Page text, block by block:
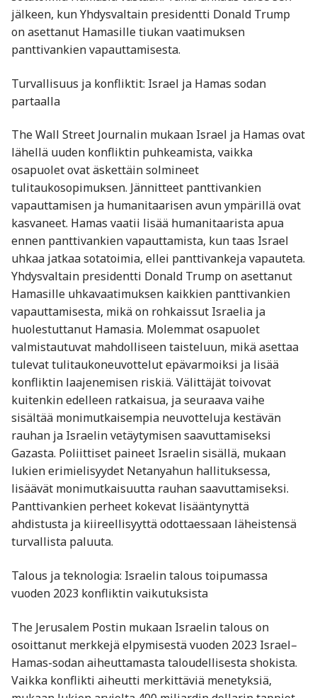
jälkeen, kun Yhdysvaltain presidentti Donald Trump
on asettanut Hamasille tiukan vaatimuksen
panttivankien vapauttamisesta.
Turvallisuus ja konfliktit: Israel ja Hamas sodan
partaalla
The Wall Street Journalin mukaan Israel ja Hamas ovat
lähellä uuden konfliktin puhkeamista, vaikka
osapuolet ovat äskettäin solmineet
tulitaukosopimuksen. Jännitteet panttivankien
vapauttamisen ja humanitaarisen avun ympärillä ovat
kasvaneet. Hamas vaatii lisää humanitaarista apua
ennen panttivankien vapauttamista, kun taas Israel
uhkaa jatkaa sotatoimia, ellei panttivankeja vapauteta.
Yhdysvaltain presidentti Donald Trump on asettanut
Hamasille uhkavaatimuksen kaikkien panttivankien
vapauttamisesta, mikä on rohkaissut Israelia ja
huolestuttanut Hamasia. Molemmat osapuolet
valmistautuvat mahdolliseen taisteluun, mikä asettaa
tulevat tulitaukoneuvottelut epävarmoiksi ja lisää
konfliktin laajenemisen riskiä. Välittäjät toivovat
kuitenkin edelleen ratkaisua, ja seuraava vaihe
sisältää monimutkaisempia neuvotteluja kestävän
rauhan ja Israelin vetäytymisen saavuttamiseksi
Gazasta. Poliittiset paineet Israelin sisällä, mukaan
lukien erimielisyydet Netanyahun hallituksessa,
lisäävät monimutkaisuutta rauhan saavuttamiseksi.
Panttivankien perheet kokevat lisääntynyttä
ahdistusta ja kiireellisyyttä odottaessaan läheistensä
turvallista paluuta.
Talous ja teknologia: Israelin talous toipumassa
vuoden 2023 konfliktin vaikutuksista
The Jerusalem Postin mukaan Israelin talous on
osoittanut merkkejä elpymisestä vuoden 2023 Israel–
Hamas-sodan aiheuttamasta taloudellisesta shokista.
Vaikka konflikti aiheutti merkittäviä menetyksiä,